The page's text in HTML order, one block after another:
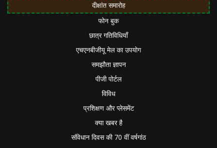
दीक्षांत समारोह
फोन बुक
छात्र गतिविधियाँ
एचएनबीजीयू मेल का उपयोग
समझौता ज्ञापन
पीजी पोर्टल
विविध
प्रशिक्षण और प्लेसमेंट
क्या खबर है
संविधान दिवस की 70 वीं वर्षगांठ